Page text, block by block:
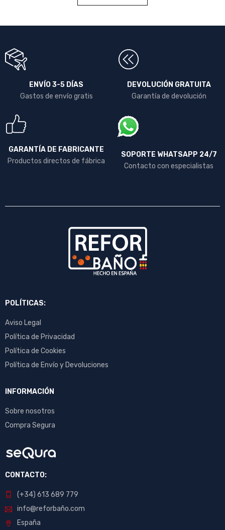
ENVÍO 3-5 DÍAS
Gastos de envío gratis
DEVOLUCIÓN GRATUITA
Garantía de devolución
GARANTÍA DE FABRICANTE
Productos directos de fábrica
SOPORTE WHATSAPP 24/7
Contacto con especialistas
POLÍTICAS:
Aviso Legal
Política de Privacidad
Política de Cookies
Política de Envío y Devoluciones
INFORMACIÓN
Sobre nosotros
Compra Segura
CONTACTO:
(+34) 613 689 779
info@reforbaño.com
España